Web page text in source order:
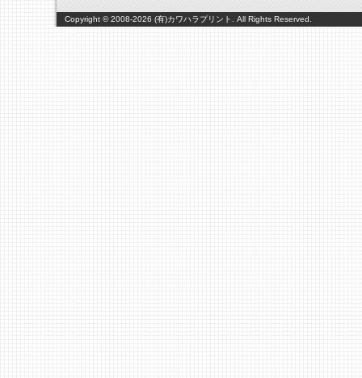
Copyright ©2008-2026 (有)カワハラプリント. All Rights Reserved.